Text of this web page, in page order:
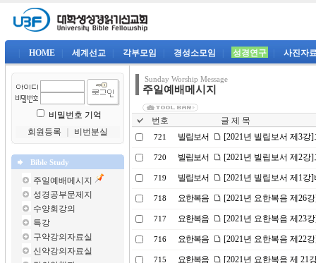
HOME 세계선교 각부모임 경성소모임 성경연구 사진자
비밀번호 기억
회원등록
비번분실
Bible Study
주일예배메시지
성경공부문제지
수양회강의
특강
구약강의자료실
신약강의자료실
Sunday Worship Message
주일예배메시지
번호 글 제 목
721 빌립보서 [2021년 빌립보서 제3강
720 빌립보서 [2021년 빌립보서 제2
719 빌립보서 [2021년 빌립보서 제1
718 요한복음 [2021년 요한복음 제26
717 요한복음 [2021년 요한복음 제23
716 요한복음 [2021년 요한복음 제22
715 요한복음 [2021년 요한복음 제 21